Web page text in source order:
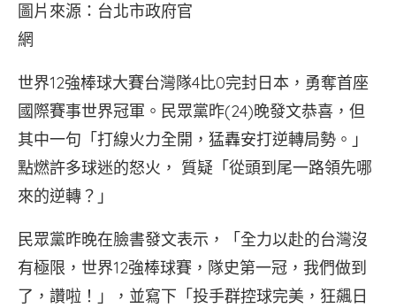
圖片來源：台北市政府官
網
世界12強棒球大賽台灣隊4比0完封日本，勇奪首座
國際賽事世界冠軍。民眾黨昨(24)晚發文恭喜，但
其中一句「打線火力全開，猛轟安打逆轉局勢。」
點燃許多球迷的怒火， 質疑「從頭到尾一路領先哪
來的逆轉？」
民眾黨昨晚在臉書發文表示，「全力以赴的台灣沒
有極限，世界12強棒球賽，隊史第一冠，我們做到
了，讚啦！」，並寫下「投手群控球完美，狂飆日